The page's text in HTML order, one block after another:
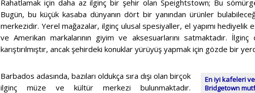
Rahatlamak için daha az ilginç bir şehir olan Speightstown; Bu
Bugün, bu küçük kasaba dünyanın dört bir yanından ürünler
merkezidir. Yerel mağazalar, ilginç ulusal spesiyaller, el yapımı hediyelik
ve Amerikan markalarının giyim ve aksesuarlarını satmaktadır.
karıştırılmıştır, ancak şehirdeki konuklar yürüyüş yapmak için gözde bir
En iyi kafeleri
Bridgetown
Barbados adasında, bazıları oldukça sıra dışı olan birçok
ilginç müze ve kültür merkezi bulunmaktadır.